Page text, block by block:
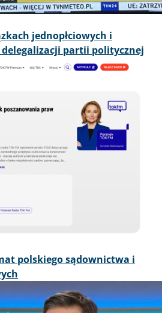
jednopłciowych i
partii politycznej
polskiego sądownictwa i